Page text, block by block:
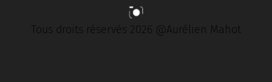
Tous droits réservés 2026 @Aurélien Mahot